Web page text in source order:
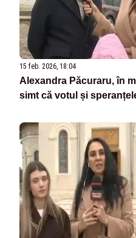
15 feb. 2026, 18:04
Alexandra Păcuraru, în
simt că votul și